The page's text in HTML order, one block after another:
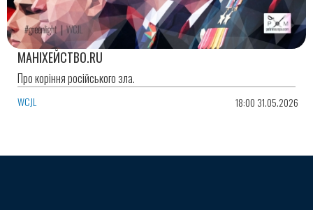
МАНІХЕЙСТВО.RU
Про коріння російського зла.
WCJL 18:00 31.05.2026